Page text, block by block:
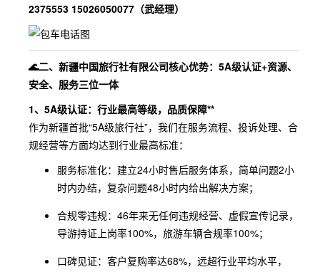
2375553 15026050077（武经理）
🌊二、新疆中国旅行社有限公司核心优势：5A级认证+资源、
安全、服务三位一体
1、5A级认证：行业最高等级，品质保障**
作为新疆首批“5A级旅行社”，我们在服务流程、投诉处理、合
规经营等方面均达到行业最高标准：
服务标准化：建立24小时售后服务体系，简单问题2小
时内办结，复杂问题48小时内给出解决方案；
合规零违规：46年来无任何违规经营、虚假宣传记录，
导游持证上岗率100%，旅游车辆合规率100%；
口碑见证：客户复购率达68%，远超行业平均水平，